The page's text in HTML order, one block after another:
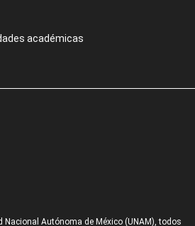
académicas
Nacional Autónoma de México (UNAM), todos